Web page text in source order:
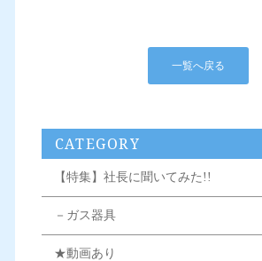
一覧へ戻る
CATEGORY
【特集】社長に聞いてみた!!
－ガス器具
★動画あり